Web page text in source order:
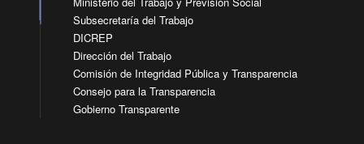
Subsecretaría del Trabajo
DICREP
Dirección del Trabajo
Comisión de Integridad Pública y Transparencia
Consejo para la Transparencia
Gobierno Transparente